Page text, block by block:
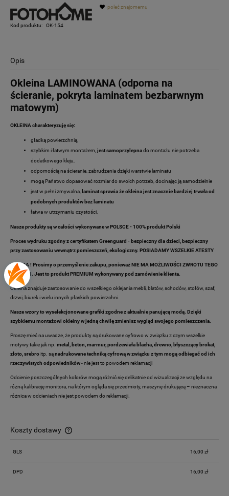
Kod produktu: OK-154
poleć znajomemu
Opis
Okleina LAMINOWANA (odporna na
ścieranie, pokryta laminatem bezbarwnym
matowym)
OKLEINA charakteryzuję się:
gładką powierzchnią,
szybkim i łatwym montażem, jest samoprzylepnado montażu nie potrzeba
dodatkowego kleju,
odpornością na ścieranie, zabrudzenia dzięki warstwie laminatu
mogą Państwo dopasować rozmiar do swoich potrzeb, docinając ją samodzielnie
jest w pełni zmywalna,
laminat sprawia że okleina jest znacznie bardziej trwała od
podobnych produktów bez laminatu
łatwa w utrzymaniu czystości.
Nasze produkty są w całości wykonywane w POLSCE - 100% produkt Polski
Proces wydruku zgodny z certyfikatem Greenguard - bezpieczny dla dzieci, bezpieczny
przy zastosowaniu wewnątrz pomieszczeń, ekologiczny. POSIADAMY WSZELKIE ATESTY
UWAGA ! Prosimy o przemyślenie zakupu, ponieważ NIE MA MOŻLIWOŚCI ZWROTU TEGO
TOWARU. Jest to produkt PREMIUM wykonywany pod zamówienie klienta.
Okleina znajduje zastosowanie do wszelkiego oklejania mebli, blatów, schodów, stołów, szaf,
drzwi, biurek i wielu innych płaskich powierzchni.
Nasze wzory to wyselekcjonowane grafiki zgodne z aktualnie panującą modą. Dzięki
szybkiemu montażowi okleiny w jedną chwilę zmienisz wygląd swojego pomieszczenia.
Proszę mieć na uwadze, że produkty są drukowane cyfrowo w związku z czym wszelkie
motywy takie jak np. metal, beton, marmur, pordzewiała blacha, drewno, błyszczący brokat,
złoto, srebroitp. sąnadrukowane techniką cyfrową w związku z tym mogą odbiegać od ich
rzeczywistych odpowiedników- nie jest to powodem reklamacji
Odcienie poszczególnych kolorów mogą różnić się delikatnie od wizualizacji ze względu na
różną kalibrację monitora, na którym ogląda się przedmioty, maszynę drukującą – nieznaczna
różnica w odcieniach nie jest powodem do reklamacji.
Koszty dostawy
Cena nie zawiera ewentualnych kosztów płatności
GLS 16,00 zł
DPD 16,00 zł